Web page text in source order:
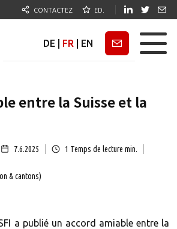
CONTACTEZ ED.
DE FR EN Newsletter
entre la Suisse et la
7.6.2025 1 Temps de lecture min.
& cantons)
a publié un accord amiable entre la